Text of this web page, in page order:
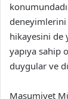
deneyimlerini
hikayesini de
yapıya sahip
duygular ve
Masumiyet